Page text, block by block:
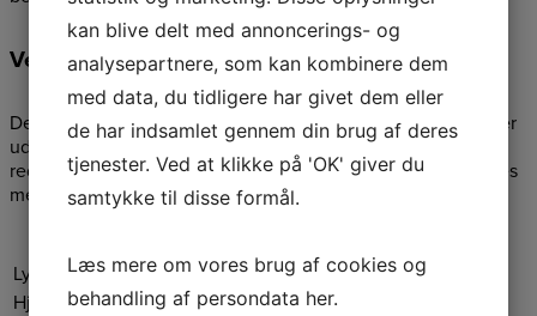
Ventilation
De termografiske skitser viser fordelene ved en hjelm som er
udstyret med ventilationsåbninger (til højre). Temperaturen
reduceres med to til tre grader, og luftfugtigheden reduceres
med 50 procent.
Lyddæmpning1)
SNR 27 (H: 30, M: 25, L: 18)
Hjelmmateriale
ABS
kan blive delt med annoncerings- og
analysepartnere, som kan kombinere dem
med data, du tidligere har givet dem eller
de har indsamlet gennem din brug af deres
tjenester. Ved at klikke på 'OK' giver du
samtykke til disse formål.
Læs mere om vores brug af cookies og
behandling af persondata her.